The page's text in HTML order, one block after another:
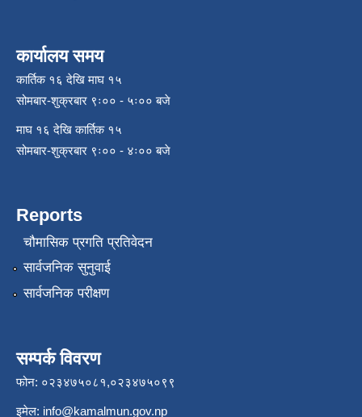
कार्यालय समय
कार्तिक १६ देखि माघ १५
सोमबार-शुक्रबार ९ः०० - ५ः०० बजे
माघ १६ देखि कार्तिक १५
सोमबार-शुक्रबार ९ः०० - ४ः०० बजे
Reports
चौमासिक प्रगति प्रतिवेदन
सार्वजनिक सुनुवाई
सार्वजनिक परीक्षण
सम्पर्क विवरण
फोन: ०२३४७५०८१,०२३४७५०९९
इमेल: info@kamalmun.gov.np